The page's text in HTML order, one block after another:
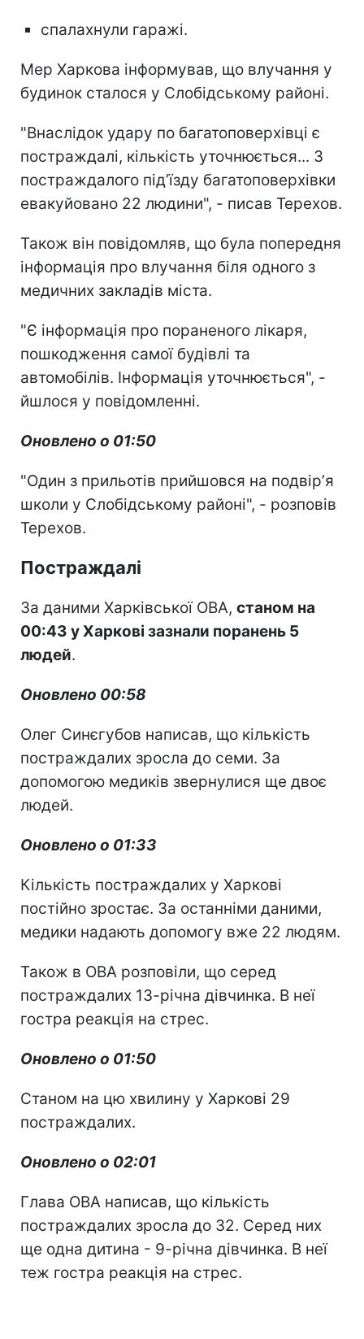
спалахнули гаражі.
Мер Харкова інформував, що влучання у
будинок сталося у Слобідському районі.
"Внаслідок удару по багатоповерхівці є
постраждалі, кількість уточнюється... З
постраждалого підʼїзду багатоповерхівки
евакуйовано 22 людини", - писав Терехов.
Також він повідомляв, що була попередня
інформація про влучання біля одного з
медичних закладів міста.
"Є інформація про пораненого лікаря,
пошкодження самої будівлі та
автомобілів. Інформація уточнюється", -
йшлося у повідомленні.
Оновлено о 01:50
"Один з прильотів прийшовся на подвірʼя
школи у Слобідському районі", - розповів
Терехов.
Постраждалі
За даними Харківської ОВА, станом на
00:43 у Харкові зазнали поранень 5
людей.
Оновлено 00:58
Олег Синєгубов написав, що кількість
постраждалих зросла до семи. За
допомогою медиків звернулися ще двоє
людей.
Оновлено о 01:33
Кількість постраждалих у Харкові
постійно зростає. За останніми даними,
медики надають допомогу вже 22 людям.
Також в ОВА розповіли, що серед
постраждалих 13-річна дівчинка. В неї
гостра реакція на стрес.
Оновлено о 01:50
Станом на цю хвилину у Харкові 29
постраждалих.
Оновлено о 02:01
Глава ОВА написав, що кількість
постраждалих зросла до 32. Серед них
ще одна дитина - 9-річна дівчинка. В неї
теж гостра реакція на стрес.